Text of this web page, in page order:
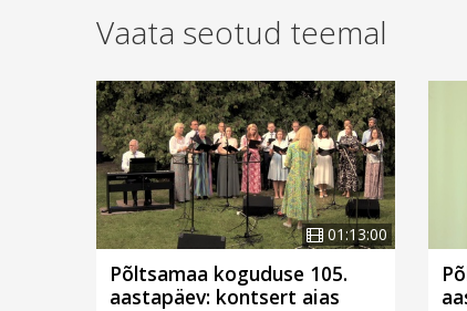
Vaata seotud teemal
01:13:00
Põltsamaa koguduse 105.
aastapäev: kontsert aias